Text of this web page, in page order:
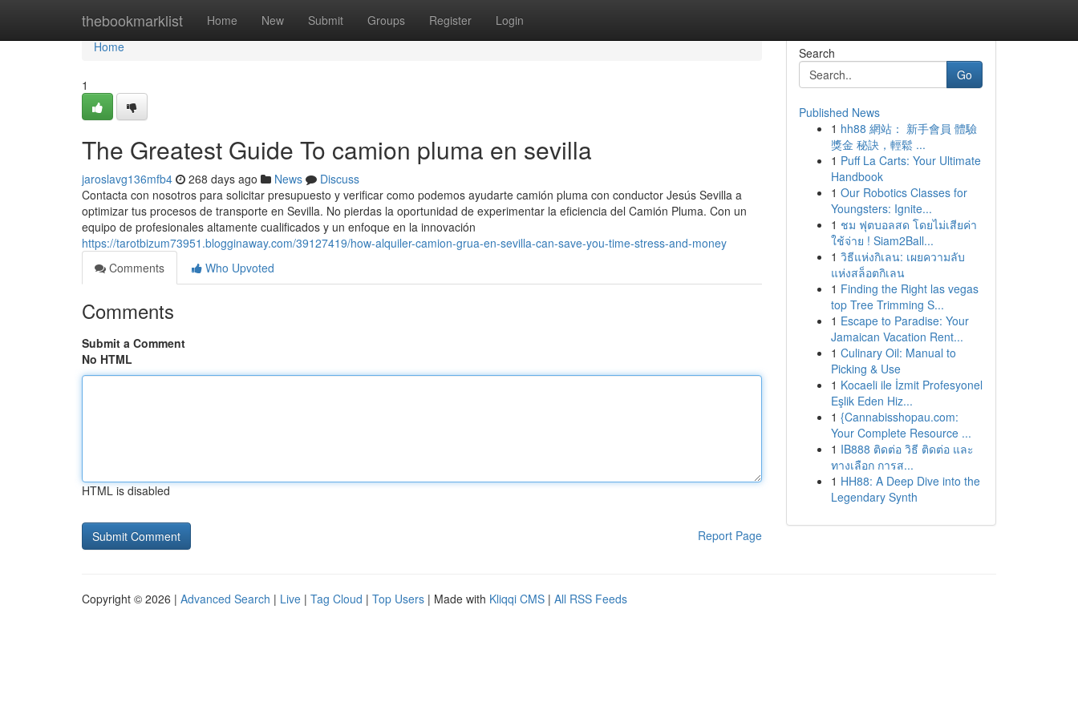
thebookmarklist Home New Submit Groups Register Login
Home
Home
1
The Greatest Guide To camion pluma en sevilla
jaroslavg136mfb4 268 days ago News
Discuss
Contacta con nosotros para solicitar presupuesto y verificar como podemos ayudarte camión pluma con conductor Jesús Sevilla a
optimizar tus procesos de transporte en Sevilla. No pierdas la oportunidad de experimentar la eficiencia del Camión Pluma. Con un
equipo de profesionales altamente cualificados y un enfoque en la innovación
https://tarotbizum73951.blogginaway.com/39127419/how-alquiler-camion-grua-en-sevilla-can-save-you-time-stress-and-money
Comments
Who Upvoted
Comments
Submit a Comment
No HTML
HTML is disabled
Report Page
Search
Go
Published News
1 hh88 網站： 新手會員 體驗
獎金 秘訣，輕鬆 ...
1 Puff La Carts: Your Ultimate
Handbook
1 Our Robotics Classes for
Youngsters: Ignite...
1 ชม ฟุตบอลสด โดยไม่เสียค่า
ใช้จ่าย ! Siam2Ball...
1 วิธีแห่งกิเลน: เผยความลับ
แห่งสล็อตกิเลน
1 Finding the Right las vegas
top Tree Trimming S...
1 Escape to Paradise: Your
Jamaican Vacation Rent...
1 Culinary Oil: Manual to
Picking & Use
1 Kocaeli ile İzmit Profesyonel
Eşlik Eden Hiz...
1 {Cannabisshopau.com:
Your Complete Resource ...
1 IB888 ติดต่อ วิธี ติดต่อ และ
ทางเลือก การส...
1 HH88: A Deep Dive into the
Legendary Synth
Copyright © 2026 | Advanced Search | Live | Tag Cloud | Top Users | Made with Kliqqi CMS | All RSS Feeds